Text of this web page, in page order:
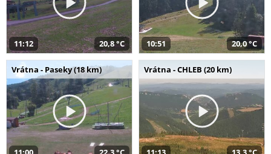
11:12 20,8 °C 10:51 20,0 °C
Vrátna - Paseky (18 km) Vrátna - CHLEB (20 km)